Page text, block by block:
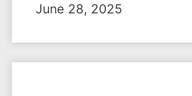
June 28, 2025